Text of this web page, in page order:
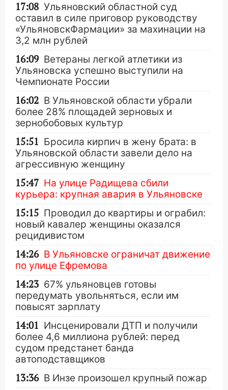
17:08 Ульяновский областной суд
оставил в силе приговор руководству
«УльяновскФармации» за махинации на
3,2 млн рублей
16:09 Ветераны легкой атлетики из
Ульяновска успешно выступили на
Чемпионате России
16:02 В Ульяновской области убрали
более 28% площадей зерновых и
зернобобовых культур
15:51 Бросила кирпич в жену брата: в
Ульяновской области завели дело на
агрессивную женщину
15:47 На улице Радищева сбили
курьера: крупная авария в Ульяновске
15:15 Проводил до квартиры и ограбил:
новый кавалер женщины оказался
рецидивистом
14:26 В Ульяновске ограничат движение
по улице Ефремова
14:23 67% ульяновцев готовы
передумать увольняться, если им
повысят зарплату
14:01 Инсценировали ДТП и получили
более 4,6 миллиона рублей: перед
судом предстанет банда
автоподставщиков
13:36 В Инзе произошел крупный пожар